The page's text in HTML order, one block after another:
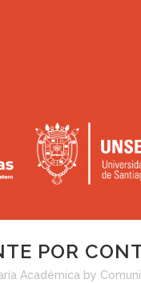
POR
Académica by